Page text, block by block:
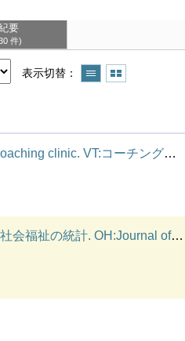
要
件
表示切替
clinic. VT:コーチングクリニック
社会福祉の動向. OH:福祉と国民生活の動向. OH:国民の福祉の動向. OH:国民の生活と福祉の動向. OH:保険と年金の動向